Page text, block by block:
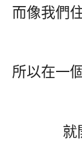
而像我們
所以在一
就